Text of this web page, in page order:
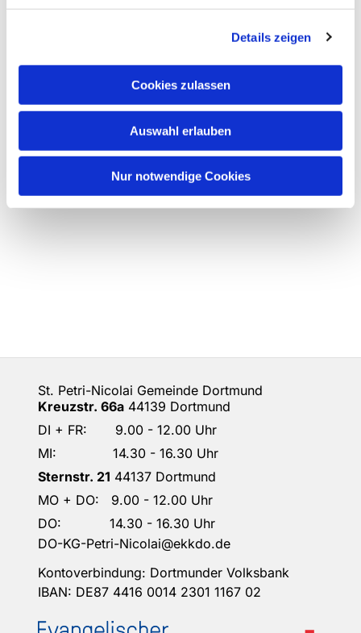
Details zeigen
Cookies zulassen
Auswahl erlauben
Nur notwendige Cookies
St. Petri-Nicolai Gemeinde Dortmund
Kreuzstr. 66a 44139 Dortmund
DI + FR: 9.00 - 12.00 Uhr
MI: 14.30 - 16.30 Uhr
Sternstr. 21 44137 Dortmund
MO + DO: 9.00 - 12.00 Uhr
DO: 14.30 - 16.30 Uhr
DO-KG-Petri-Nicolai@ekkdo.de
Kontoverbindung: Dortmunder Volksbank
IBAN: DE87 4416 0014 2301 1167 02